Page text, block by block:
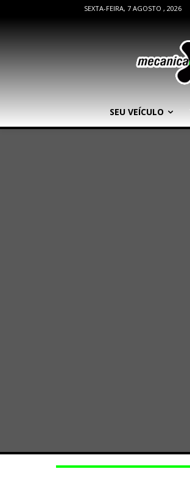
SEXTA-FEIRA, 7 AGOSTO , 2026
SEU VEÍCULO